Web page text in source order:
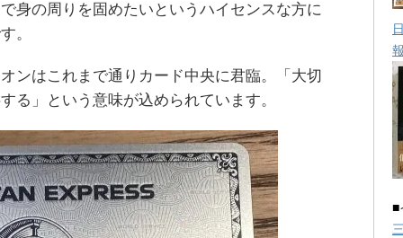
身の周りを固めたいというハイセンスな方に
。
ンはこれまで通りカード中央に君臨。「大切
る」という意味が込められています。
■